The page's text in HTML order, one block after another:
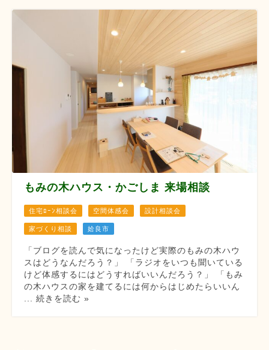
もみの木ハウス・かごしま 来場相談
住宅ﾛｰﾝ相談会 空間体感会 設計相談会
家づくり相談 姶良市
「ブログを読んで気になったけど実際のもみの木ハウ
スはどうなんだろう？」 「ラジオをいつも聞いている
けど体感するにはどうすればいいんだろう？」 「もみ
の木ハウスの家を建てるには何からはじめたらいいん
... 続きを読む »